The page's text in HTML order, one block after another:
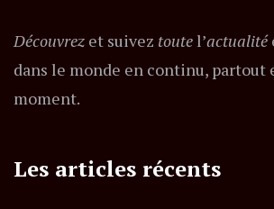
Découvrez et suivez toutel’actualité
dans le monde en continu, partout
moment.
Les articles récents